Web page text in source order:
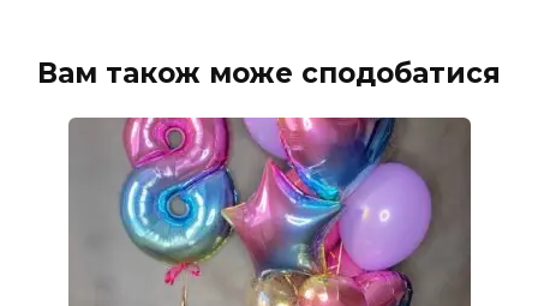
Вам також може сподобатися